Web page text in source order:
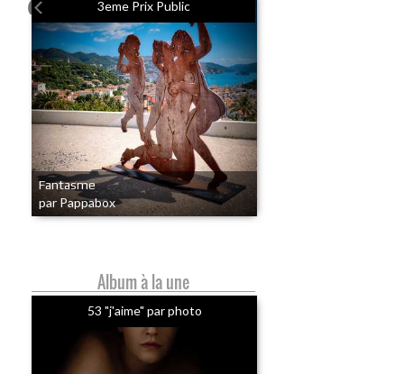
3eme Prix Public
Fantasme
par Pappabox
Album à la une
53 "j'aime" par photo